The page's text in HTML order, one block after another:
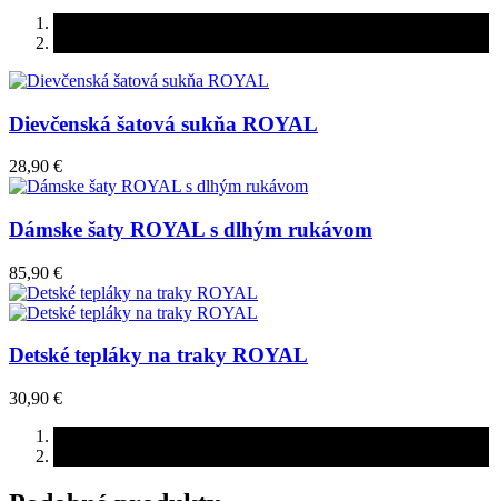
Dievčenská šatová sukňa ROYAL
28,90 €
Dámske šaty ROYAL s dlhým rukávom
85,90 €
Detské tepláky na traky ROYAL
30,90 €